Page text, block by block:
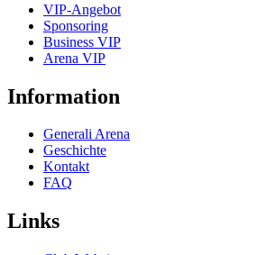
VIP-Angebot
Sponsoring
Business VIP
Arena VIP
Information
Generali Arena
Geschichte
Kontakt
FAQ
Links